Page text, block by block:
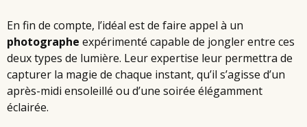
En fin de compte, l’idéal est de faire appel à un
photographe expérimenté capable de jongler entre ces
deux types de lumière. Leur expertise leur permettra de
capturer la magie de chaque instant, qu’il s’agisse d’un
après-midi ensoleillé ou d’une soirée élégamment
éclairée.